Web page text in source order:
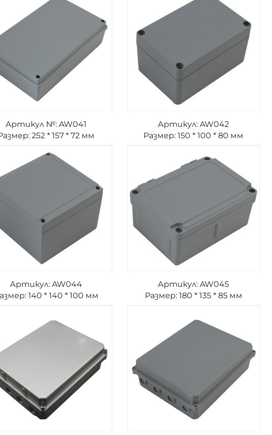
Артикул №: AW041
252 * 157 * 72 мм
Артикул: AW042
Размер: 150 * 100 * 80 мм
Артикул: AW044
140 * 140 * 100 мм
Артикул: AW045
Размер: 180 * 135 * 85 мм